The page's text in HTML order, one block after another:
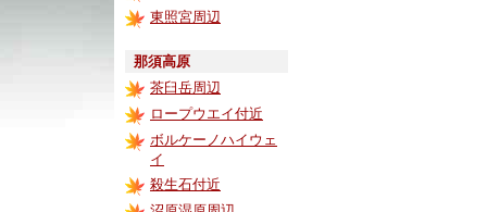
東照宮周辺
那須高原
茶臼岳周辺
ロープウエイ付近
ボルケーノハイウェ
イ
殺生石付近